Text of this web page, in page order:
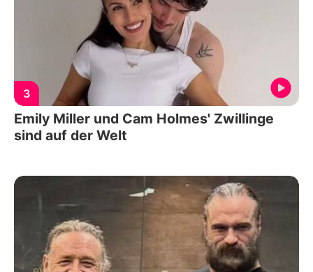
3
Emily Miller und Cam Holmes' Zwillinge
sind auf der Welt